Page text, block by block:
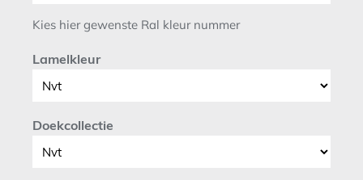
Kies hier gewenste Ral kleur nummer
Lamelkleur
Doekcollectie